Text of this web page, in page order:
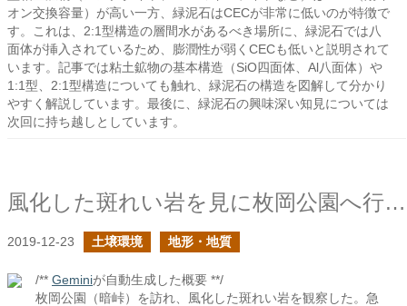
オン交換容量）が高い一方、緑泥石はCECが非常に低いのが特徴で
す。これは、2:1型構造の層間水があるべき場所に、緑泥石では八
面体が挿入されているため、膨潤性が弱くCECも低いと説明されて
います。記事では粘土鉱物の基本構造（SiO四面体、Al八面体）や
1:1型、2:1型構造についても触れ、緑泥石の構造を図解して分かり
やすく解説しています。最後に、緑泥石の興味深い知見については
次回に持ち越しとしています。
風化した斑れい岩を見に枚岡公園へ行ってきた
2019-12-23 土壌環境 地形・地質
/** Geminiが自動生成した概要 **/
枚岡公園（暗峠）を訪れ、風化した斑れい岩を観察した。急